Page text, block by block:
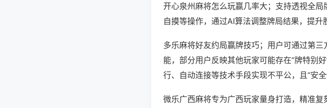
开心泉州麻将怎么玩赢几率大；支持透视全
自摸等操作，通过AI算法调整牌局结果，提升
多乐麻将好友约局赢牌技巧；用户可通过第三
能，部分用户反映其他玩家可能存在“牌特别
行、自动连接等技术手段实现不平公，且“安全
微乐广西麻将专为广西玩家量身打造，精准复